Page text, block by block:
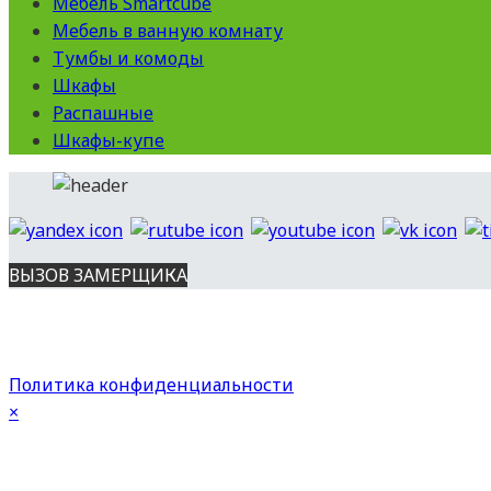
Мебель в ванную комнату
Тумбы и комоды
Шкафы
Распашные
Шкафы-купе
ВЫЗОВ ЗАМЕРЩИКА
Политика конфиденциальности
×